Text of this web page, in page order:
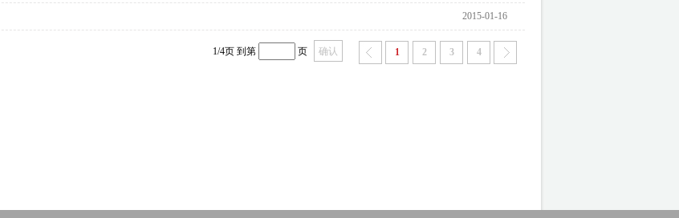
2015-01-16
1 2 3 4
1/4页 到第 页